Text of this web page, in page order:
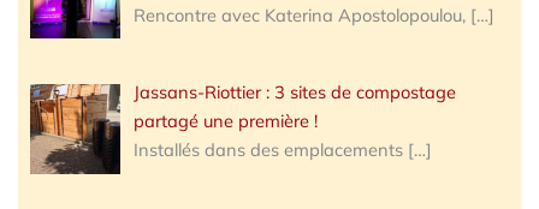
Rencontre avec Katerina Apostolopoulou, […]
Jassans-Riottier : 3 sites de compostage
partagé une première !
Installés dans des emplacements […]